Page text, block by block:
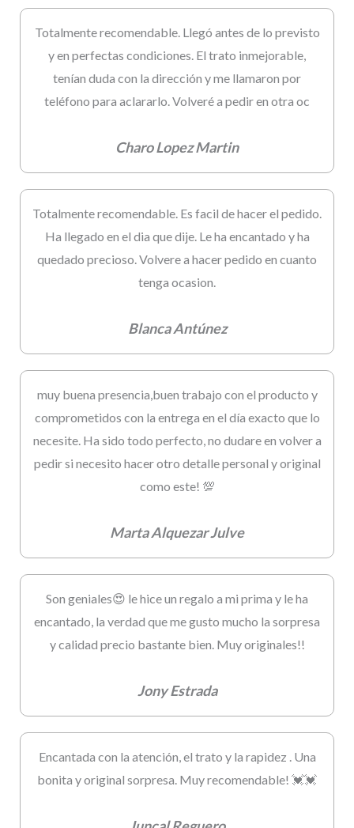
Totalmente recomendable. Llegó antes de lo previsto
y en perfectas condiciones. El trato inmejorable,
tenían duda con la dirección y me llamaron por
teléfono para aclararlo. Volveré a pedir en otra oc
Charo Lopez Martin
Totalmente recomendable. Es facil de hacer el pedido.
Ha llegado en el dia que dije. Le ha encantado y ha
quedado precioso. Volvere a hacer pedido en cuanto
tenga ocasion.
Blanca Antúnez
muy buena presencia,buen trabajo con el producto y
comprometidos con la entrega en el día exacto que lo
necesite. Ha sido todo perfecto, no dudare en volver a
pedir si necesito hacer otro detalle personal y original
como este! 💯
Marta Alquezar Julve
Son geniales😍 le hice un regalo a mi prima y le ha
encantado, la verdad que me gusto mucho la sorpresa
y calidad precio bastante bien. Muy originales!!
Jony Estrada
Encantada con la atención, el trato y la rapidez . Una
bonita y original sorpresa. Muy recomendable! 💓💓